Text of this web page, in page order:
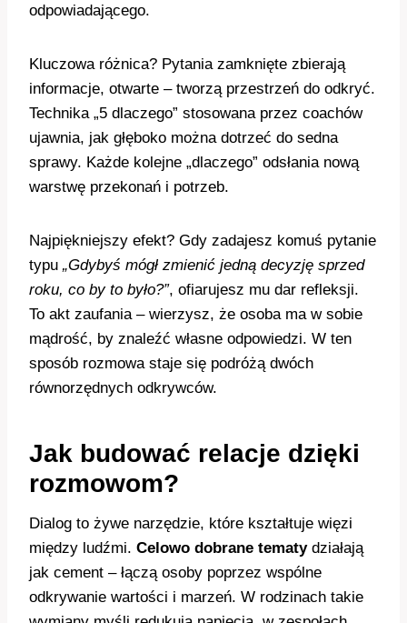
odpowiadającego.
Kluczowa różnica? Pytania zamknięte zbierają
informacje, otwarte – tworzą przestrzeń do odkryć.
Technika „5 dlaczego” stosowana przez coachów
ujawnia, jak głęboko można dotrzeć do sedna
sprawy. Każde kolejne „dlaczego” odsłania nową
warstwę przekonań i potrzeb.
Najpiękniejszy efekt? Gdy zadajesz komuś pytanie
typu „Gdybyś mógł zmienić jedną decyzję sprzed
roku, co by to było?”, ofiarujesz mu dar refleksji.
To akt zaufania – wierzysz, że osoba ma w sobie
mądrość, by znaleźć własne odpowiedzi. W ten
sposób rozmowa staje się podróżą dwóch
równorzędnych odkrywców.
Jak budować relacje dzięki
rozmowom?
Dialog to żywe narzędzie, które kształtuje więzi
między ludźmi. Celowo dobrane tematydziałają
jak cement – łączą osoby poprzez wspólne
odkrywanie wartości i marzeń. W rodzinach takie